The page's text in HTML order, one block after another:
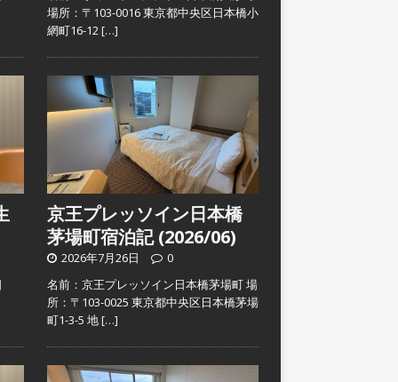
場所：〒103-0016 東京都中央区日本橋小
網町16-12[…]
京王プレッソイン日本橋
茅場町宿泊記 (2026/06)
2026年7月26日
0
名前：京王プレッソイン日本橋茅場町 場
所：〒103-0025 東京都中央区日本橋茅場
町1-3-5 地[…]